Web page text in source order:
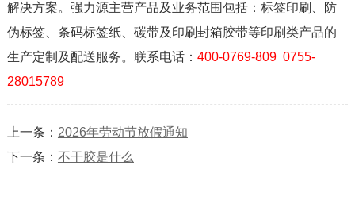
解决方案。强力源主营产品及业务范围包括：标签印刷、防
伪标签、条码标签纸、碳带及印刷封箱胶带等印刷类产品的
生产定制及配送服务。联系电话： 400-0769-809 0755-
28015789
上一条： 2026年劳动节放假通知
下一条： 不干胶是什么